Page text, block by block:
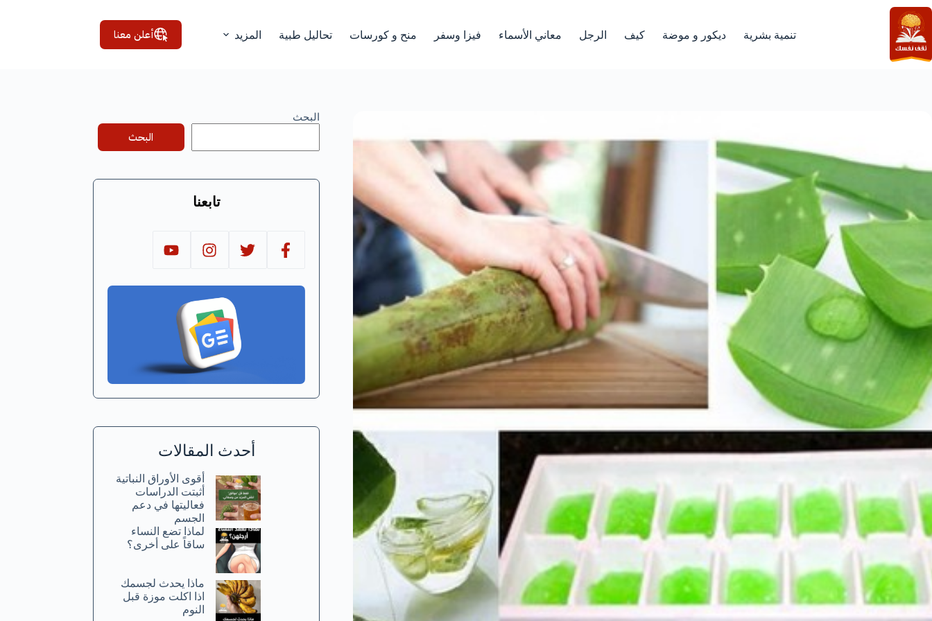
التجاوز
إلى
المحتوى
تنمية بشرية ديكور و موضة كيف الرجل معاني الأسماء فيزا وسفر منح و كورسات تحاليل طبية المزيد أعلن معنا
البحث
البحث
تابعنا
أحدث المقالات
أقوى الأوراق النباتية
أثبتت الدراسات
فعاليتها في دعم
الجسم
لماذا تضع النساء
ساقاً على أخرى؟
ماذا يحدث لجسمك
اذا اكلت موزة قبل
النوم